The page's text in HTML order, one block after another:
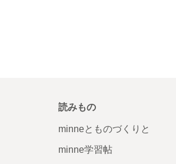
読みもの
minneとものづくりと
minne学習帖